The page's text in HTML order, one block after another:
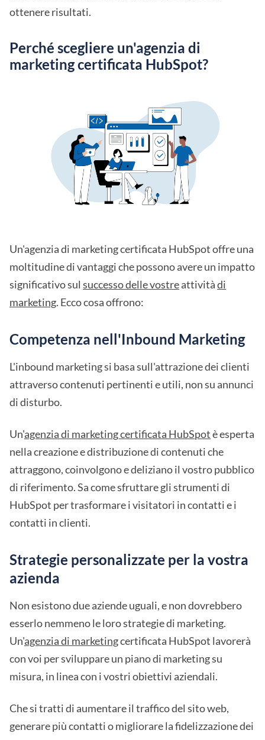
ottenere risultati.
Perché scegliere un'agenzia di
marketing certificata HubSpot?
Un'agenzia di marketing certificata HubSpot offre una
moltitudine di vantaggi che possono avere un impatto
significativo sul successo delle vostreattivitàdi
marketing. Ecco cosa offrono:
Competenza nell'Inbound Marketing
L'inbound marketing si basa sull'attrazione dei clienti
attraverso contenuti pertinenti e utili, non su annunci
di disturbo.
Un'agenzia di marketing certificata HubSpotè esperta
nella creazione e distribuzione di contenuti che
attraggono, coinvolgono e deliziano il vostro pubblico
di riferimento. Sa come sfruttare gli strumenti di
HubSpot per trasformare i visitatori in contatti e i
contatti in clienti.
Strategie personalizzate per la vostra
azienda
Non esistono due aziende uguali, e non dovrebbero
esserlo nemmeno le loro strategie di marketing.
Un'agenzia di marketingcertificata HubSpot lavorerà
con voi per sviluppare un piano di marketing su
misura, in linea con i vostri obiettivi aziendali.
Che si tratti di aumentare il traffico del sito web,
generare più contatti o migliorare la fidelizzazione dei